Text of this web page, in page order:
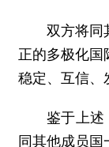
双方将同
正的多极化国
稳定、互信、
鉴于上述
同其他成员